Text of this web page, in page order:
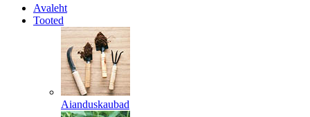
Avaleht
Tooted
Aianduskaubad